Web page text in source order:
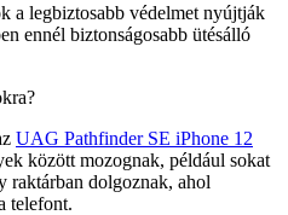
a legbiztosabb védelmet nyújtják
ennél biztonságosabb ütésálló
UAG Pathfinder SE iPhone 12
között mozognak, például sokat
raktárban dolgoznak, ahol
telefont.